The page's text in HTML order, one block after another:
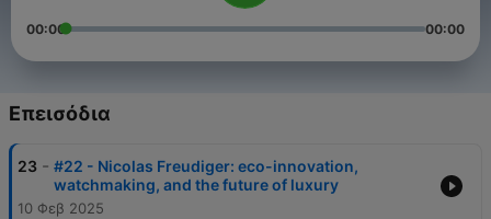
00:00 00:00
Επεισόδια
23 - #22 - Nicolas Freudiger: eco-innovation,
watchmaking, and the future of luxury
10 Φεβ 2025